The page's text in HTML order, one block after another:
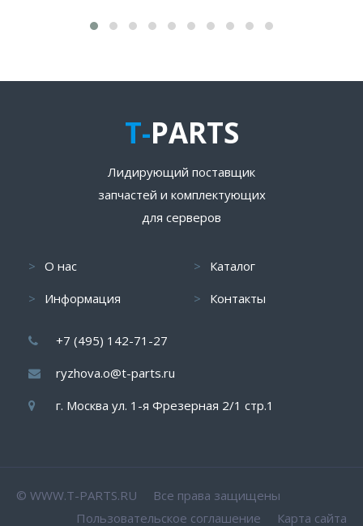
T-PARTS
Лидирующий поставщик
запчастей и комплектующих
для серверов
О нас
Информация
Каталог
Контакты
+7 (495) 142-71-27
ryzhova.o@t-parts.ru
г. Москва ул. 1-я Фрезерная 2/1 стр.1
© WWW.T-PARTS.RU Все права защищены
Пользовательское соглашение
Карта сайта